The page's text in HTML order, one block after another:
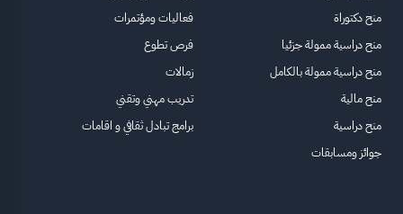
منح دكتوراة
منح دراسية ممولة جزئيا
منح دراسية ممولة بالكامل
منح مالية
منح دراسية
جوائز ومسابقات
فعاليات ومؤتمرات
فرص تطوع
زمالات
تدريب مهني وتقني
برامج تبادل ثقافي و اقامات